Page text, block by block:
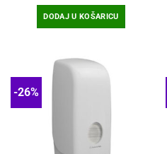
DODAJ U KOŠARICU
-26%